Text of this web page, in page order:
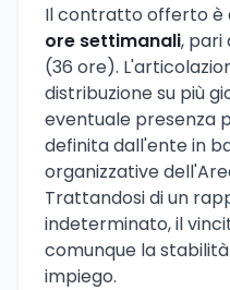
Il contratto offerto è
ore settimanali, pari
(36 ore).
distribuzione su più
eventuale presenza
definita dall'ente in
organizzative
Trattandosi di un
indeterminato, il
comunque la
impiego.